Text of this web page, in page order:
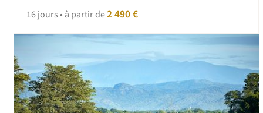
16 jours • à partir de2 490 €